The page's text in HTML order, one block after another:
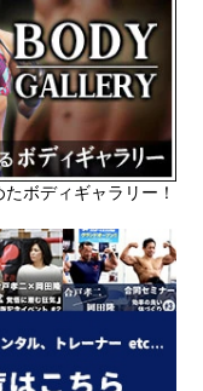
ボディギャラリー！